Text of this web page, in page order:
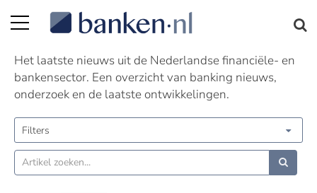
Nieuws | Pagina 111
Het laatste nieuws uit de Nederlandse financiële- en
bankensector. Een overzicht van banking nieuws,
onderzoek en de laatste ontwikkelingen.
Filters